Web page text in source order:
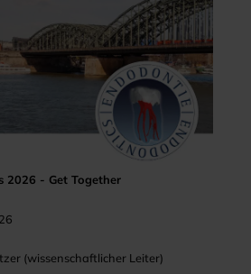
2026 - Get Together
(wissenschaftlicher Leiter)